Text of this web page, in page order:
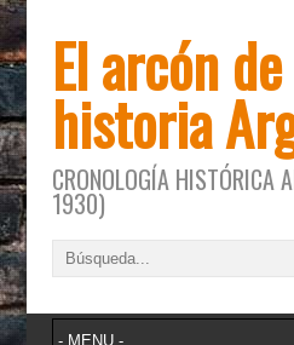
El arcón
historia
CRONOLOGÍA HISTÓRICA
1930)